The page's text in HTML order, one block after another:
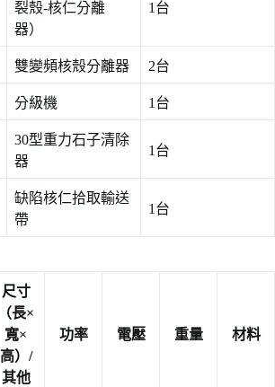
裂殼-核仁分離
器）
1台
雙變頻核殼分離器 2台
分級機 1台
30型重力石子清除
器
1台
缺陷核仁拾取輸送
帶
1台
尺寸
（長×
寬×
高）/
其他
功率 電壓 重量 材料